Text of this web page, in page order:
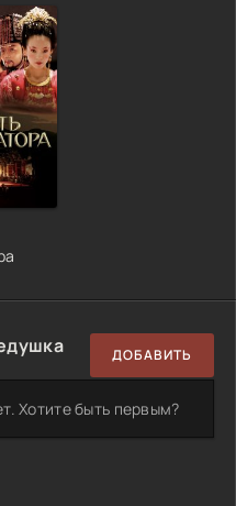
ДОБАВИТЬ
Хотите быть первым?